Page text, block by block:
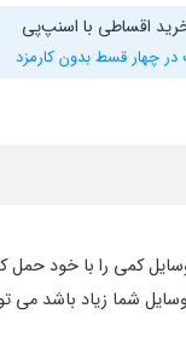
اقساطی با اسنپ‌پی
در چهار قسط بدون کارمزد
شما زیاد باشد می